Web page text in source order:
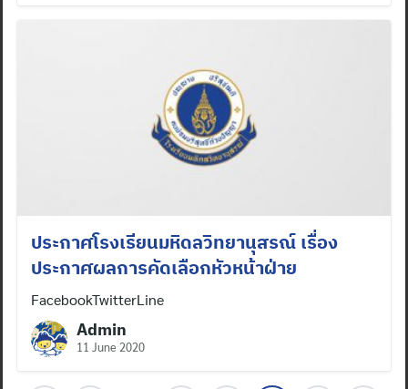
ประกาศโรงเรียนมหิดลวิทยานุสรณ์ เรื่อง
ประกาศผลการคัดเลือกหัวหน้าฝ่าย
FacebookTwitterLine
Admin
11 June 2020